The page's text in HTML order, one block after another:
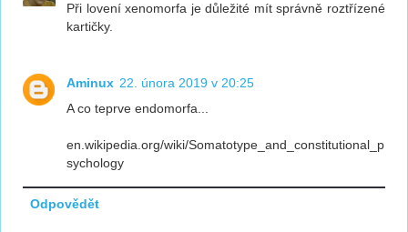
Při lovení xenomorfa je důležité mít správně roztřízené
kartičky.
Aminux 22. února 2019 v 20:25
A co teprve endomorfa...
en.wikipedia.org/wiki/Somatotype_and_constitutional_p
sychology
Odpovědět